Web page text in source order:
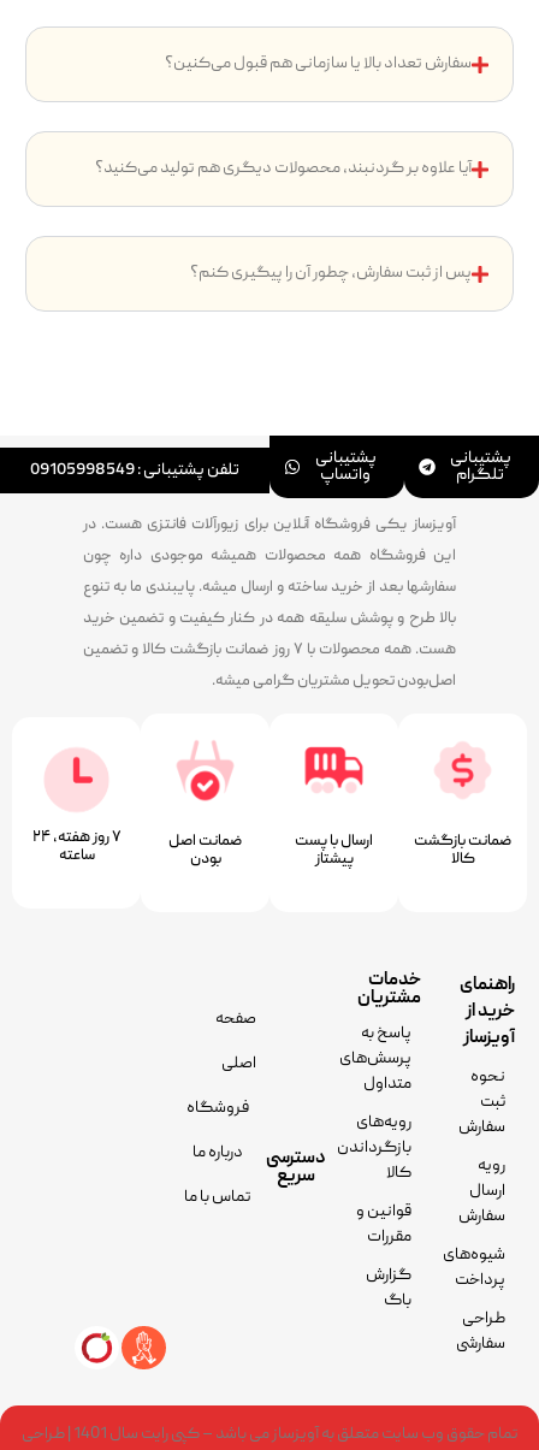
سفارش تعداد بالا یا سازمانی هم قبول می‌کنین؟
آیا علاوه بر گردنبند، محصولات دیگری هم تولید می‌کنید؟
پس از ثبت سفارش، چطور آن را پیگیری کنم؟
پشتیبانی
تلگرام
پشتیبانی
واتساپ تلفن پشتیبانی : 09105998549
آویزساز یکی فروشگاه آنلاین برای زیورآلات فانتزی هست. در
این فروشگاه همه محصولات همیشه موجودی داره چون
سفارشها بعد از خرید ساخته و ارسال میشه. پایبندی ما به تنوع
بالا طرح و پوشش سلیقه همه در کنار کیفیت و تضمین خرید
هست. همه محصولات با ۷ روز ضمانت بازگشت کالا و تضمین
اصل‌بودن تحویل مشتریان گرامی میشه.
ضمانت بازگشت
کالا
ارسال با پست
پیشتاز
ﺿﻤﺎﻧﺖ اﺻﻞ
ﺑﻮدن
۷ روز ﻫﻔﺘﻪ، ۲۴
ﺳﺎﻋﺘﻪ
راهنمای
خرید از
آویزساز
نحوه
ثبت
سفارش
رویه
ارسال
سفارش
شیوه‌های
پرداخت
طراحی
سفارشی
خدمات
مشتریان
پاسخ به
پرسش‌های
متداول
رویه‌های
بازگرداندن
کالا
قوانین و
مقررات
گزارش
باگ
دسترسی
سریع
صفحه
اصلی
فروشگاه
درباره ما
تماس با ما
تمام حقوق وب سایت متعلق به آویزساز می باشد – کپی رایت سال 1401 | طراحی